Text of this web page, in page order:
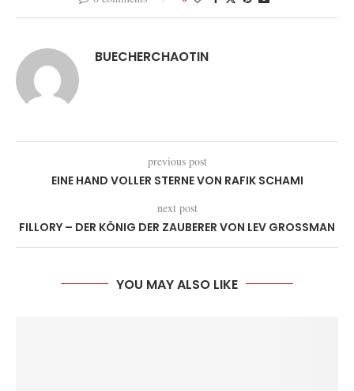
BUECHERCHAOTIN
previous post
EINE HAND VOLLER STERNE VON RAFIK SCHAMI
next post
FILLORY – DER KÖNIG DER ZAUBERER VON LEV GROSSMAN
YOU MAY ALSO LIKE